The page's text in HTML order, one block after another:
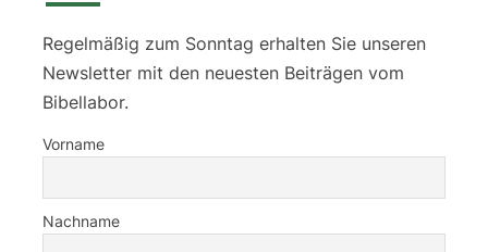
Regelmäßig zum Sonntag erhalten Sie unseren
Newsletter mit den neuesten Beiträgen vom
Bibellabor.
Vorname
Nachname